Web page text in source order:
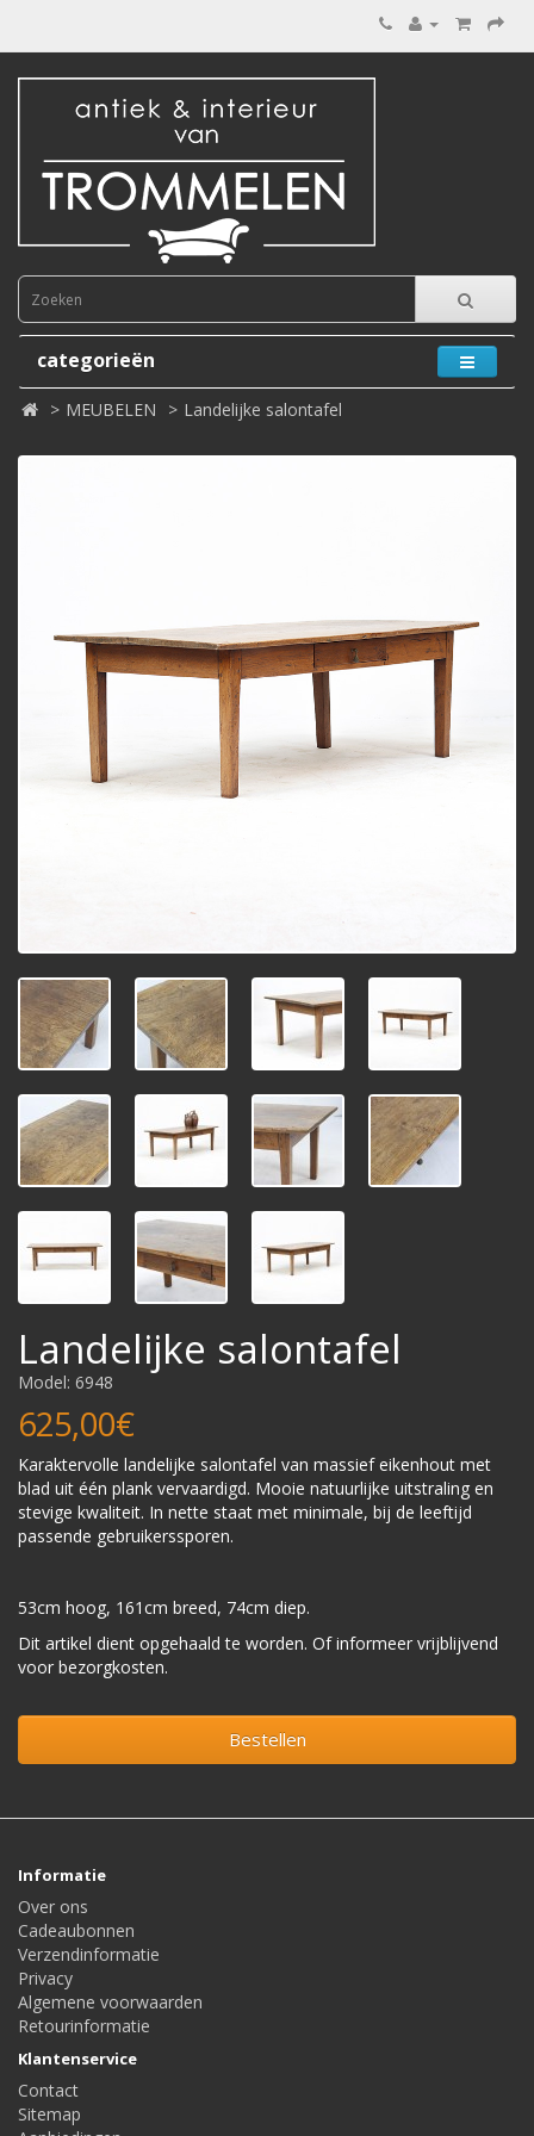
categorieën
MEUBELEN Landelijke salontafel
Landelijke salontafel
Model: 6948
625,00€
Karaktervolle landelijke salontafel van massief eikenhout met
blad uit één plank vervaardigd. Mooie natuurlijke uitstraling en
stevige kwaliteit. In nette staat met minimale, bij de leeftijd
passende gebruikerssporen.
53cm hoog, 161cm breed, 74cm diep.
Dit artikel dient opgehaald te worden. Of informeer vrijblijvend
voor bezorgkosten.
Bestellen
Informatie
Over ons
Cadeaubonnen
Verzendinformatie
Privacy
Algemene voorwaarden
Retourinformatie
Klantenservice
Contact
Sitemap